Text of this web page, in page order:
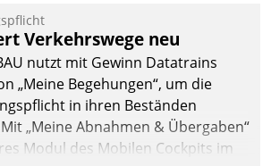
Verkehrswege neu
nutzt mit Gewinn Datatrains
„Meine Begehungen“, um die
in ihren Beständen
„Meine Abnahmen & Übergaben“
Modul des Mobilen Cockpits im